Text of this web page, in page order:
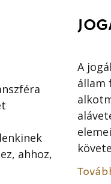
ahhoz,
A
állam